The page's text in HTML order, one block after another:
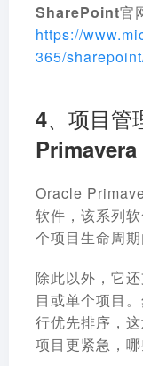
SharePoint官
https://
365/
4、项目管
Primavera
Oracle
软件，该系列
个项目生命周期
除此以外，它
目或单个项目
行优先排序，
项目更紧急，哪